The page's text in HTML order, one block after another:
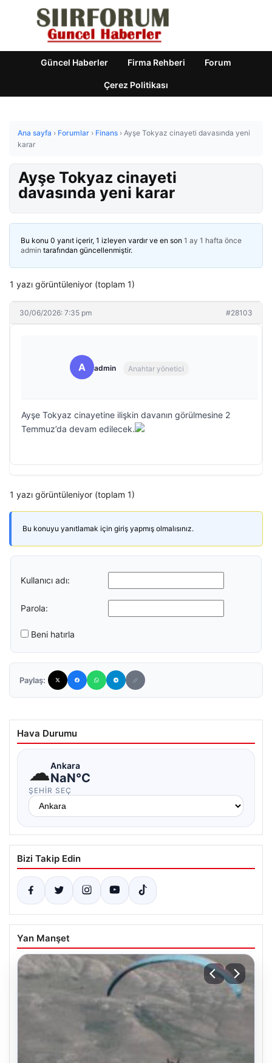
Güncel Haberler Firma Rehberi Forum
Çerez Politikası
Ana sayfa › Forumlar › Finans › Ayşe Tokyaz cinayeti davasında yeni
karar
Ayşe Tokyaz cinayeti
davasında yeni karar
Bu konu 0 yanıt içerir, 1 izleyen vardır ve en son 1 ay 1 hafta önce
admin tarafından güncellenmiştir.
1 yazı görüntüleniyor (toplam 1)
30/06/2026: 7:35 pm #28103
A admin Anahtar yönetici
Ayşe Tokyaz cinayetine ilişkin davanın görülmesine 2
Temmuz’da devam edilecek.
1 yazı görüntüleniyor (toplam 1)
Bu konuyu yanıtlamak için giriş yapmış olmalısınız.
Kullanıcı adı:
Parola:
Beni hatırla
Paylaş:
Hava Durumu
☁Ankara
NaN°C
ŞEHIR SEÇ
Bizi Takip Edin
Yan Manşet